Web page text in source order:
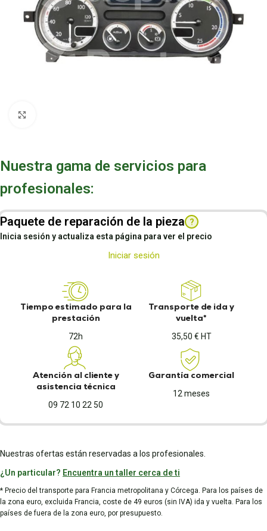
Nuestra gama de servicios para
profesionales:
Paquete de reparación de la pieza ?
Inicia sesión y actualiza esta página para ver el precio
Iniciar sesión
Tiempo estimado para la
prestación
72h
Transporte de ida y
vuelta*
35,50 € HT
Atención al cliente y
asistencia técnica
09 72 10 22 50
Garantía comercial
12 meses
Nuestras ofertas están reservadas a los profesionales.
¿Un particular? Encuentra un taller cerca de ti
* Precio del transporte para Francia metropolitana y Córcega. Para los países de
la zona euro, excluida Francia, coste de 49 euros (sin IVA) ida y vuelta. Para los
países de fuera de la zona euro, por presupuesto.